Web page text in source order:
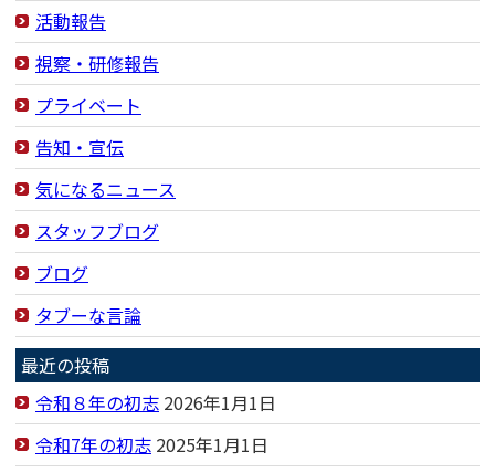
活動報告
視察・研修報告
プライベート
告知・宣伝
気になるニュース
スタッフブログ
ブログ
タブーな言論
最近の投稿
令和８年の初志 2026年1月1日
令和7年の初志 2025年1月1日